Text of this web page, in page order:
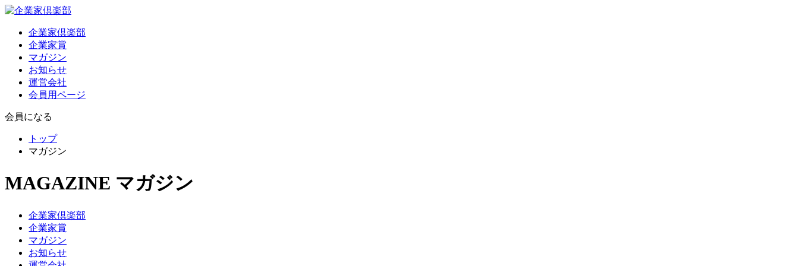
企業家倶楽部
企業家賞
マガジン
お知らせ
運営会社
会員用ページ
会員になる
トップ
マガジン
MAGAZINE マガジン
企業家倶楽部
企業家賞
マガジン
お知らせ